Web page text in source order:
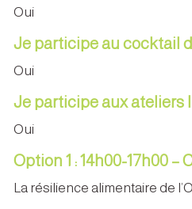
Oui
Je participe au cocktail
Oui
Je participe aux ateliers
Oui
Option 1 : 14h00-17h00 –
La résilience alimentaire de